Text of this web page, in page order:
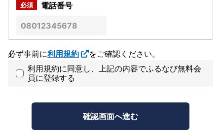
電話番号
必ず事前に利用規約
をご確認ください。
利用規約に同意し、上記の内容でふるなび無料会
員に登録する